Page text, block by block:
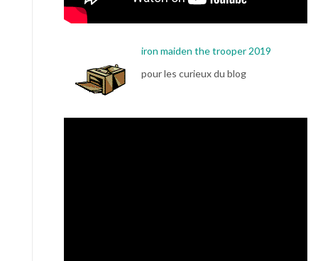
iron maiden the trooper 2019
pour les curieux du blog